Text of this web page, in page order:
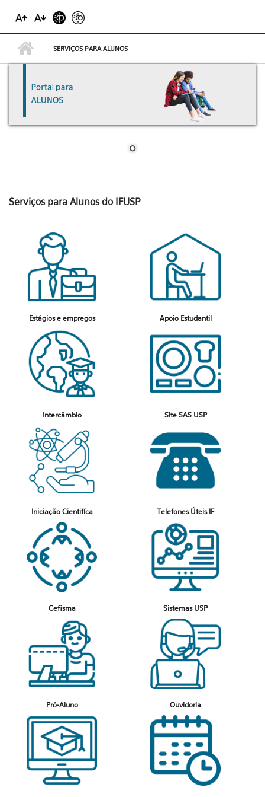
SERVIÇOS PARA ALUNOS
Serviços para Alunos do IFUSP
Estágios e empregos
Intercâmbio
Iniciação Cientifíca
Cefisma
Pró-Aluno
Apoio Estudantil
Site SAS USP
Telefones Úteis IF
Sistemas USP
Ouvidoria